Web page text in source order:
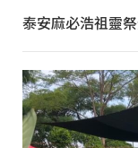
泰安麻必浩祖靈